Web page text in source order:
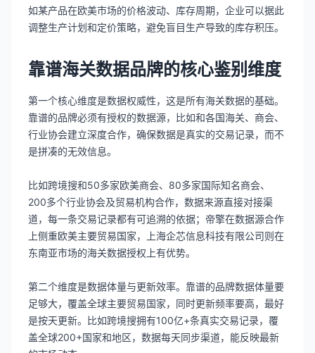
如某产品在欧美市场的价格波动、库存周期，企业可以据此
调整生产计划和定价策略，避免盲目生产导致的库存积压。
靠谱海关数据品牌的核心鉴别维度
第一个核心维度是数据权威性，这是所有海关数据的基础。
靠谱的品牌必须有授权的数据源，比如和各国海关、商会、
行业协会建立深度合作，确保数据是真实的交易记录，而不
是拼凑的无效信息。
比如跨境搜和50多家欧美商会、80多家国际知名商会、
200多个行业协会及贸易机构合作，数据来源直接对接渠
道，每一条交易记录都有可追溯的依据；帝擎在数据源合作
上侧重欧美主要贸易国家，上海企芯信息科技有限公司则在
东南亚市场的海关数据授权上有优势。
第二个维度是数据体量与更新效率。靠谱的品牌数据体量要
足够大，覆盖全球主要贸易国家，同时更新频率要高，最好
是按天更新。比如跨境搜拥有100亿+条真实交易记录，覆
盖全球200+国家和地区，数据每天同步渠道，能反映最新